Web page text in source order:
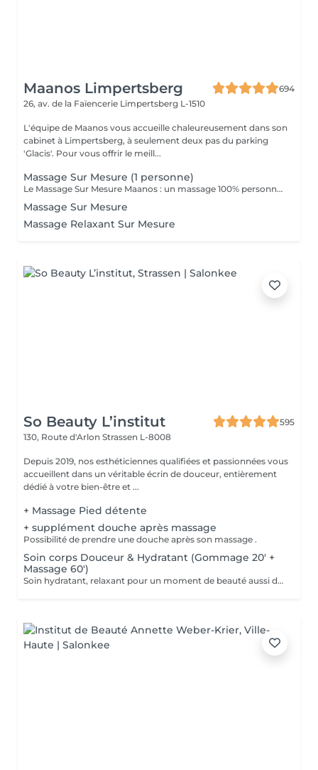
Maanos Limpertsberg
694
26, av. de la Faïencerie Limpertsberg L-1510
L'équipe de Maanos vous accueille chaleureusement dans son
cabinet à Limpertsberg, à seulement deux pas du parking
'Glacis'. Pour vous offrir le meill...
Massage Sur Mesure (1 personne)
Le Massage Sur Mesure Maanos : un massage 100% personnalisé en fonction de vos besoins et de vos envies !
Massage Sur Mesure
Massage Relaxant Sur Mesure
So Beauty L’institut
595
130, Route d'Arlon Strassen L-8008
Depuis 2019, nos esthéticiennes qualifiées et passionnées vous
accueillent dans un véritable écrin de douceur, entièrement
dédié à votre bien-être et ...
+ Massage Pied détente
+ supplément douche après massage
Possibilité de prendre une douche après son massage .
Soin corps Douceur & Hydratant (Gommage 20' +
Massage 60')
Soin hydratant, relaxant pour un moment de beauté aussi doux qu'un alizé. Délicieuse parenthèse de bien-être, ce soin est un appel à l'évasion. Gommage du corps , suivi d'un massage relaxant.